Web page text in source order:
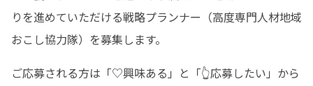
りを進めていただける戦略プランナー（高度専門人材地域
おこし協力隊）を募集します。
ご応募される方は「♡興味ある」と「👆応募したい」から